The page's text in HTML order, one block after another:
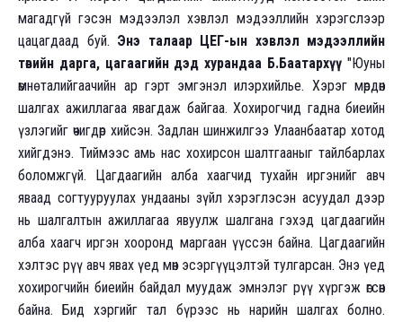
магадгүй гэсэн мэдээлэл хэвлэл мэдээллийн хэрэгслээр
цацагдаад буй. Энэ талаар ЦЕГ-ын хэвлэл мэдээллийн
төвийн дарга, цагаагийн дэд хурандаа Б.Баатархүү "Юуны
өмнө талийгаачийн ар гэрт эмгэнэл илэрхийлье. Хэрэг мөрдөн
шалгах ажиллагаа явагдаж байгаа. Хохирогчид гадна биеийн
үзлэгийг өчигдөр хийсэн. Задлан шинжилгээ Улаанбаатар хотод
хийгдэнэ. Тиймээс амь нас хохирсон шалтгааныг тайлбарлах
боломжгүй. Цагдаагийн алба хаагчид тухайн иргэнийг авч
яваад согтууруулах ундааны зүйл хэрэглэсэн асуудал дээр
нь шалгалтын ажиллагаа явуулж шалгана гэхэд цагдаагийн
алба хаагч иргэн хооронд маргаан үүссэн байна. Цагдаагийн
хэлтэс рүү авч явах үед мөн эсэргүүцэлтэй тулгарсан. Энэ үед
хохирогчийн биеийн байдал муудаж эмнэлэг рүү хүргэж өгсөн
байна. Бид хэргийг тал бүрээс нь нарийн шалгах болно.